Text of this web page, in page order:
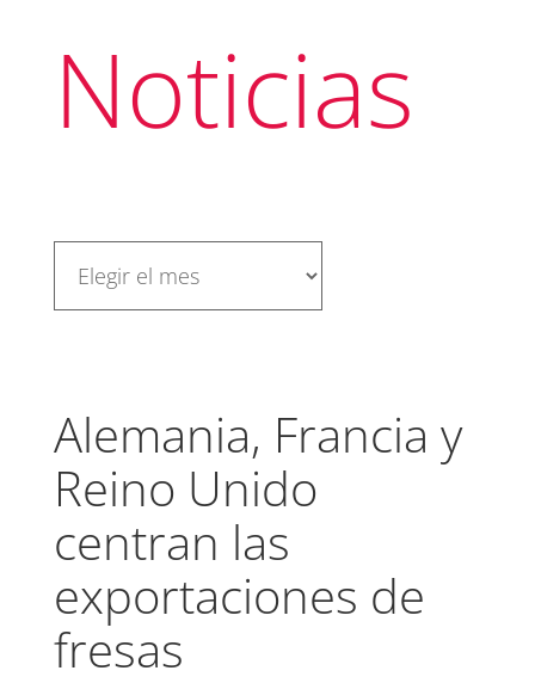
Noticias
Alemania, Francia y
Reino Unido
centran las
exportaciones de
fresas